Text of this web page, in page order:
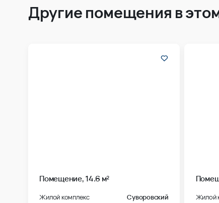
Другие помещения в
Помещение, 14.6 м²
Жилой комплекс
Суворовский
Жилой